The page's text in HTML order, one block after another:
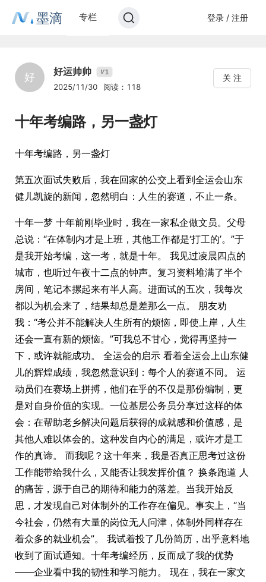
墨滴 专栏 登录 / 注册
好 好运帅帅 V1
2025/11/30 阅读：118
关 注
十年考编路，另一盏灯
十年考编路，另一盏灯
第五次面试失败后，我在回家的公交上看到全运会山东
健儿凯旋的新闻，忽然明白：人生的赛道，不止一条。
十年一梦 十年前刚毕业时，我在一家私企做文员。父母
总说：“在体制内才是上班，其他工作都是‘打工的’。”于
是我开始考编，这一考，就是十年。 我见过凌晨四点的
城市，也听过午夜十二点的钟声。复习资料堆满了半个
房间，笔记本摞起来有半人高。进面试的五次，我每次
都以为机会来了，结果却总是差那么一点。 朋友劝
我：“考公并不能解决人生所有的烦恼，即使上岸，人生
还会一直有新的烦恼。”可我总不甘心，觉得再坚持一
下，或许就能成功。 全运会的启示 看着全运会上山东健
儿的辉煌成绩，我忽然意识到：每个人的赛道不同。 运
动员们在赛场上拼搏，他们在乎的不仅是那份编制，更
是对自身价值的实现。一位基层公务员分享过这样的体
会：在帮助老乡解决问题后获得的成就感和价值感，是
其他人难以体会的。这种发自内心的满足，或许才是工
作的真谛。 而我呢？这十年来，我是否真正思考过这份
工作能带给我什么，又能否让我发挥价值？ 换条跑道 人
的痛苦，源于自己的期待和能力的落差。当我开始反
思，才发现自己对体制外的工作存在偏见。事实上，“当
今社会，仍然有大量的岗位无人问津，体制外同样存在
着众多的就业机会”。 我试着投了几份简历，出乎意料地
收到了面试通知。十年考编经历，反而成了我的优势
——企业看中我的韧性和学习能力。 现在，我在一家文